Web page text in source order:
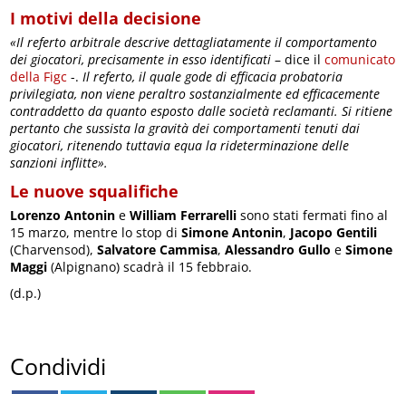
I motivi della decisione
«Il referto arbitrale descrive dettagliatamente il comportamento
dei giocatori, precisamente in esso identificati– dice ilcomunicato
della Figc -. Il referto, il quale gode di efficacia probatoria
privilegiata, non viene peraltro sostanzialmente ed efficacemente
contraddetto da quanto esposto dalle società reclamanti. Si ritiene
pertanto che sussista la gravità dei comportamenti tenuti dai
giocatori, ritenendo tuttavia equa la rideterminazione delle
sanzioni inflitte».
Le nuove squalifiche
Lorenzo Antonin eWilliam Ferrarelli sono stati fermati fino al
15 marzo, mentre lo stop diSimone Antonin, Jacopo Gentili
(Charvensod),Salvatore Cammisa,Alessandro Gullo eSimone
Maggi (Alpignano) scadrà il 15 febbraio.
(d.p.)
Condividi